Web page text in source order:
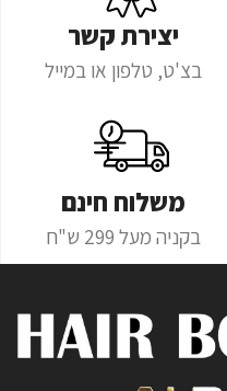
יצירת קשר
בצ'ט, טלפון או במייל
משלוח חינם
בקניה מעל 299 ש"ח